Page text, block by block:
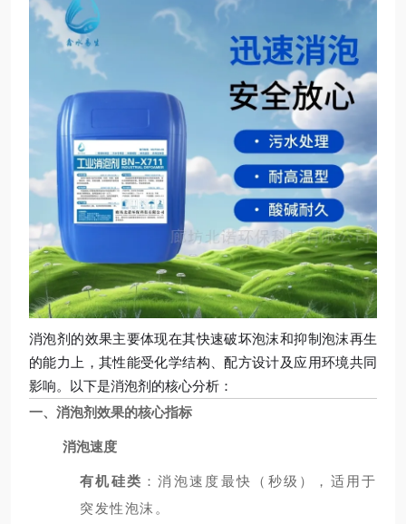
消泡剂的效果主要体现在其快速破坏泡沫和抑制泡沫再生
的能力上，其性能受化学结构、配方设计及应用环境共同
影响。以下是消泡剂的核心分析：
一、消泡剂效果的核心指标
消泡速度
有机硅类 ：消泡速度最快（秒级），适用于
突发性泡沫。